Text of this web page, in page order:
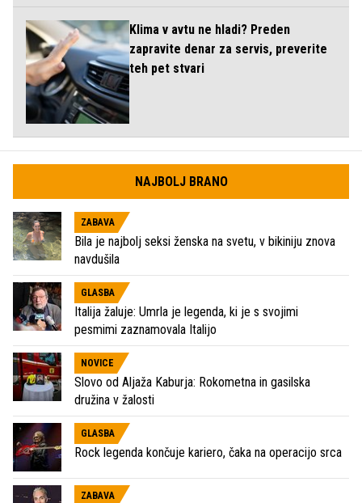
Klima v avtu ne hladi? Preden
zapravite denar za servis, preverite
teh pet stvari
NAJBOLJ BRANO
ZABAVA
Bila je najbolj seksi ženska na svetu, v bikiniju znova
navdušila
GLASBA
Italija žaluje: Umrla je legenda, ki je s svojimi
pesmimi zaznamovala Italijo
NOVICE
Slovo od Aljaža Kaburja: Rokometna in gasilska
družina v žalosti
GLASBA
Rock legenda končuje kariero, čaka na operacijo srca
ZABAVA